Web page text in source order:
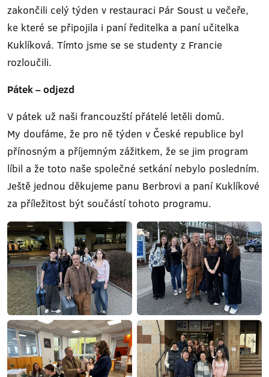
zakončili celý týden v restauraci Pár Soust u večeře,
ke které se připojila i paní ředitelka a paní učitelka
Kuklíková. Tímto jsme se se studenty z Francie
rozloučili.
Pátek – odjezd
V pátek už naši francouzští přátelé letěli domů.
My doufáme, že pro ně týden v České republice byl
přínosným a příjemným zážitkem, že se jim program
líbil a že toto naše společné setkání nebylo posledním.
Ještě jednou děkujeme panu Berbrovi a paní Kuklíkové
za příležitost být součástí tohoto programu.